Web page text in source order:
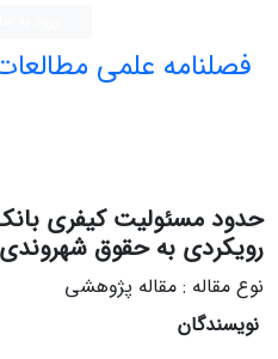
فصلنامه علمی
حدود مسئولیت کیفری
رویکردی به حقوق شهروندی
نوع مقاله : مقاله پژوهشی
نویسندگان